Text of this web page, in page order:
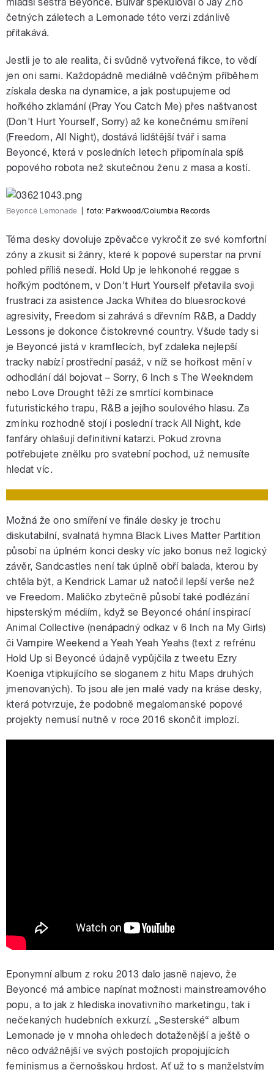
četných záletech a Lemonade této verzi zdánlivě
přitakává.
Jestli je to ale realita, či svůdně vytvořená fikce, to vědí
jen oni sami. Každopádně mediálně vděčným příběhem
získala deska na dynamice, a jak postupujeme od
hořkého zklamání (Pray You Catch Me) přes naštvanost
(Don’t Hurt Yourself, Sorry) až ke konečnému smíření
(Freedom, All Night), dostává lidštější tvář i sama
Beyoncé, která v posledních letech připomínala spíš
popového robota než skutečnou ženu z masa a kostí.
Beyoncé Lemonade foto: Parkwood/Columbia Records
Téma desky dovoluje zpěvačce vykročit ze své komfortní
zóny a zkusit si žánry, které k popové superstar na první
pohled příliš nesedí. Hold Up je lehkonohé reggae s
hořkým podtónem, v Don’t Hurt Yourself přetavila svoji
frustraci za asistence Jacka Whitea do bluesrockové
agresivity, Freedom si zahrává s dřevním R&B, a Daddy
Lessons je dokonce čistokrevné country. Všude tady si
je Beyoncé jistá v kramflecích, byť zdaleka nejlepší
tracky nabízí prostřední pasáž, v níž se hořkost mění v
odhodlání dál bojovat – Sorry, 6 Inch s The Weekndem
nebo Love Drought těží ze smrtící kombinace
futuristického trapu, R&B a jejího soulového hlasu. Za
zmínku rozhodně stojí i poslední track All Night, kde
fanfáry ohlašují definitivní katarzi. Pokud zrovna
potřebujete znělku pro svatební pochod, už nemusíte
hledat víc.
Možná že ono smíření ve finále desky je trochu
diskutabilní, svalnatá hymna Black Lives Matter Partition
působí na úplném konci desky víc jako bonus než logický
závěr, Sandcastles není tak úplně obří balada, kterou by
chtěla být, a Kendrick Lamar už natočil lepší verše než
ve Freedom. Maličko zbytečně působí také podlézání
hipsterským médiím, když se Beyoncé ohání inspirací
Animal Collective (nenápadný odkaz v 6 Inch na My Girls)
či Vampire Weekend a Yeah Yeah Yeahs (text z refrénu
Hold Up si Beyoncé údajně vypůjčila z tweetu Ezry
Koeniga vtipkujícího se sloganem z hitu Maps druhých
jmenovaných). To jsou ale jen malé vady na kráse desky,
která potvrzuje, že podobně megalomanské popové
projekty nemusí nutně v roce 2016 skončit implozí.
Eponymní album z roku 2013 dalo jasně najevo, že
Beyoncé má ambice napínat možnosti mainstreamového
popu, a to jak z hlediska inovativního marketingu, tak i
nečekaných hudebních exkurzí. „Sesterské“ album
Lemonade je v mnoha ohledech dotaženější a ještě o
něco odvážnější ve svých postojích propojujících
feminismus a černošskou hrdost. Ať už to s manželstvím